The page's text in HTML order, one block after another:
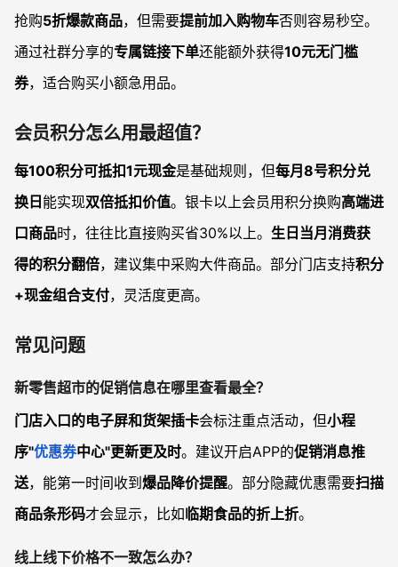
抢购5折爆款商品，但需要提前加入购物车否则容易秒空。
通过社群分享的专属链接下单还能额外获得10元无门槛
券，适合购买小额急用品。
会员积分怎么用最超值？
每100积分可抵扣1元现金是基础规则，但每月8号积分兑
换日 能实现双倍抵扣价值。银卡以上会员用积分换购高端进
口商品时，往往比直接购买省30%以上。 生日当月消费获
得的积分翻倍，建议集中采购大件商品。部分门店支持积分
+现金组合支付，灵活度更高。
常见问题
新零售超市的促销信息在哪里查看最全？
门店入口的电子屏和货架插卡会标注重点活动，但小程
序"优惠券中心"更新更及时。建议开启APP的促销消息推
送，能第一时间收到爆品降价提醒。部分隐藏优惠需要扫描
商品条形码才会显示，比如临期食品的折上折。
线上线下价格不一致怎么办？